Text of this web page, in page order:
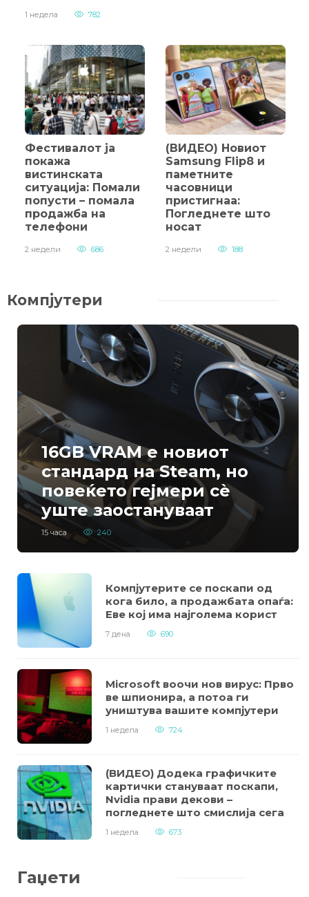
1 недела 782
Фестивалот ја
покажа
вистинската
ситуација: Помали
попусти – помала
продажба на
телефони
2 недели 686
(ВИДЕО) Новиот
Samsung Flip8 и
паметните
часовници
пристигнаа:
Погледнете што
носат
2 недели 188
Компјутери
16GB VRAM е новиот
стандард на Steam, но
повеќето гејмери ​​сè
уште заостануваат
15 часа 240
Компјутерите се поскапи од
кога било, а продажбата опаѓа:
Еве кој има најголема корист
7 дена 690
Microsoft воочи нов вирус: Прво
ве шпионира, а потоа ги
уништува вашите компјутери
1 недела 724
(ВИДЕО) Додека графичките
картички стануваат поскапи,
Nvidia прави декови –
погледнете што смислија сега
1 недела 673
Гаџети